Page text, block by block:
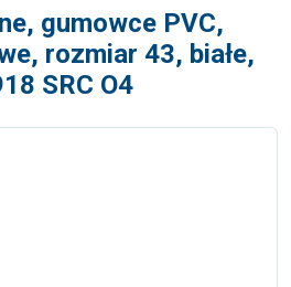
gumowce PVC,
rozmiar 43, białe,
SRC O4